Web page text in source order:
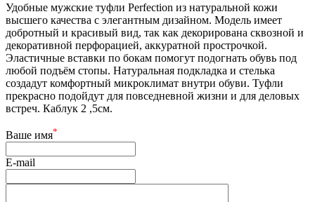
Удобные мужские туфли Perfection из натуральной кожи
высшего качества с элегантным дизайном. Модель имеет
добротный и красивый вид, так как декорирована сквозной и
декоративной перфорацией, аккуратной прострочкой.
Эластичные вставки по бокам помогут подогнать обувь под
любой подъём стопы. Натуральная подкладка и стелька
создадут комфортный микроклимат внутри обуви. Туфли
прекрасно подойдут для повседневной жизни и для деловых
встреч. Каблук 2 ,5см.
Ваше имя*
E-mail